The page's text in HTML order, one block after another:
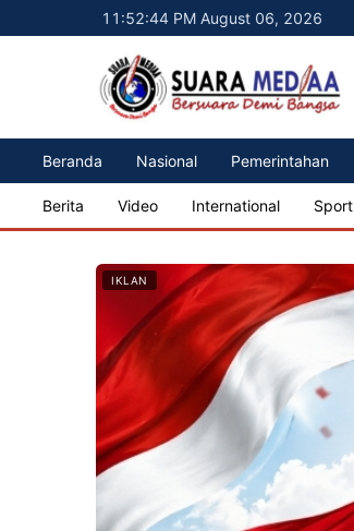
11:52:46 PM August 06, 2026
Beranda Nasional Pemerintahan
Berita Video International Sport
IKLAN